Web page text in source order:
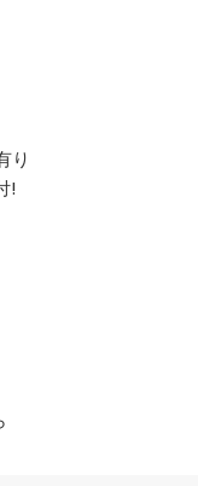
り
!